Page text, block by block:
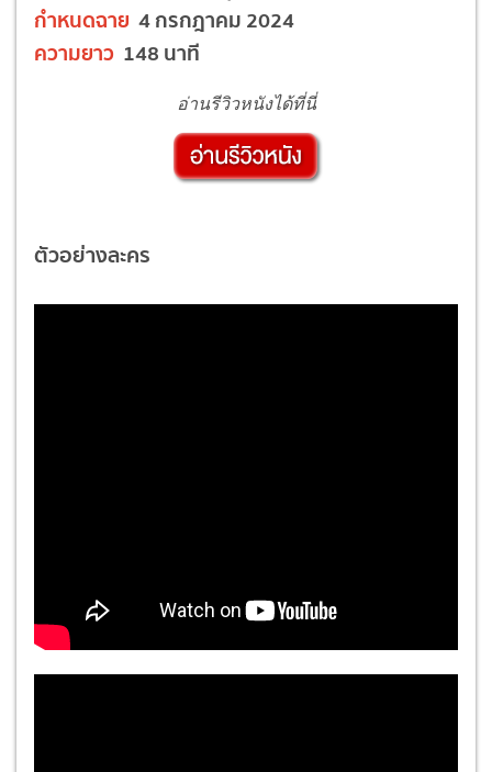
กำหนดฉาย 4 กรกฎาคม 2024
ความยาว 148 นาที
อ่านรีวิวหนังได้ที่นี่
ตัวอย่างละคร